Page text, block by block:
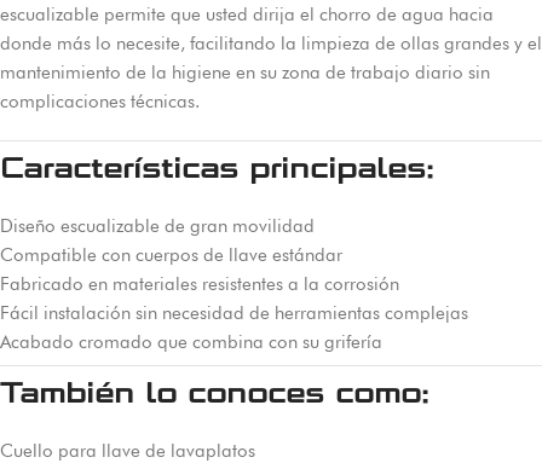
escualizable permite que usted dirija el chorro de agua hacia
donde más lo necesite, facilitando la limpieza de ollas grandes y el
mantenimiento de la higiene en su zona de trabajo diario sin
complicaciones técnicas.
Características principales:
Diseño escualizable de gran movilidad
Compatible con cuerpos de llave estándar
Fabricado en materiales resistentes a la corrosión
Fácil instalación sin necesidad de herramientas complejas
Acabado cromado que combina con su grifería
También lo conoces como:
Cuello para llave de lavaplatos